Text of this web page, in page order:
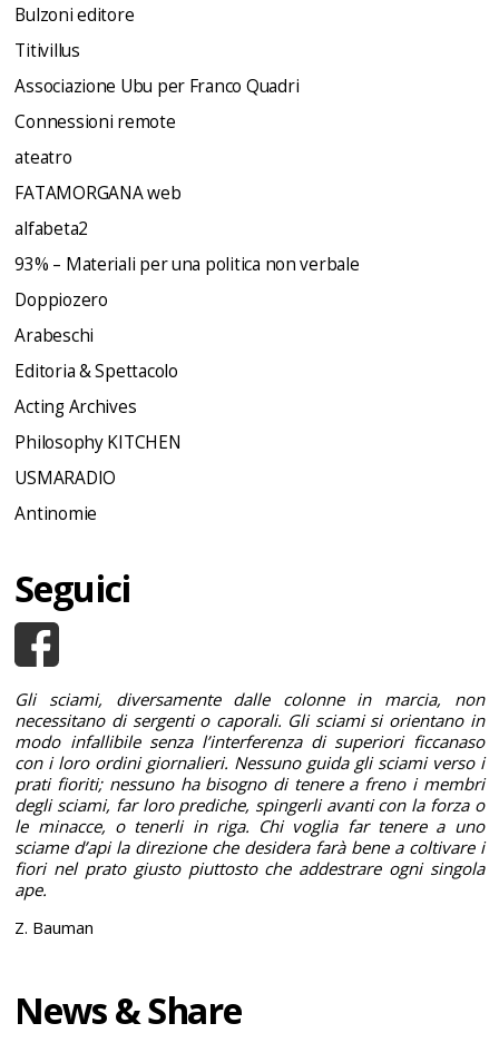
Bulzoni editore
Titivillus
Associazione Ubu per Franco Quadri
Connessioni remote
ateatro
FATAMORGANA web
alfabeta2
93% – Materiali per una politica non verbale
Doppiozero
Arabeschi
Editoria & Spettacolo
Acting Archives
Philosophy KITCHEN
USMARADIO
Antinomie
Seguici
Gli sciami, diversamente dalle colonne in marcia, non
necessitano di sergenti o caporali. Gli sciami si orientano in
modo infallibile senza l’interferenza di superiori ficcanaso
con i loro ordini giornalieri. Nessuno guida gli sciami verso i
prati fioriti; nessuno ha bisogno di tenere a freno i membri
degli sciami, far loro prediche, spingerli avanti con la forza o
le minacce, o tenerli in riga. Chi voglia far tenere a uno
sciame d’api la direzione che desidera farà bene a coltivare i
fiori nel prato giusto piuttosto che addestrare ogni singola
ape.
Z. Bauman
News & Share